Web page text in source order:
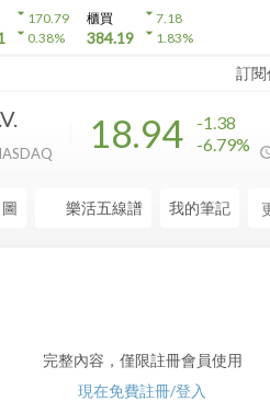
arrow_drop_down170.79
arrow_drop_down0.38%
櫃買
384.19
arrow_drop_down7.18
arrow_drop_down1.83%
訂
18.94
-1.38
-6.79%
樂活五線譜 我的筆記
完整內容，僅限註冊會員使用
現在免費註冊/登入